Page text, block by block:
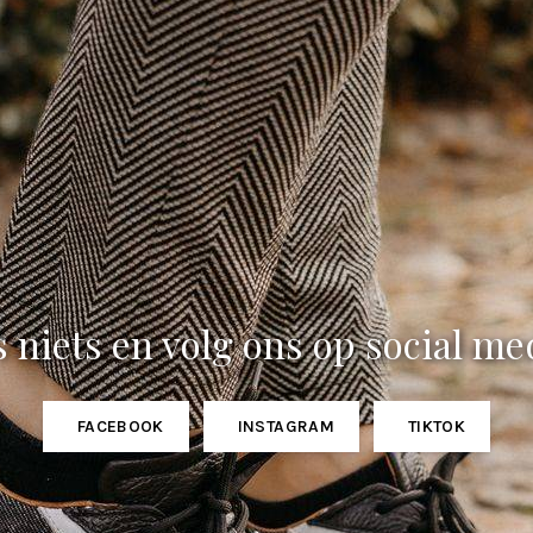
niets en volg ons op social
FACEBOOK INSTAGRAM TIKTOK